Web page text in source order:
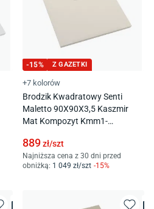
-15% Z GAZETKI
+7 kolorów
Brodzik Kwadratowy Senti
Maletto 90X90X3,5 Kaszmir
Mat Kompozyt Kmm1-
889zł/szt
Najniższa cena z 30 dni przed
obniżką: 1 049 zł/szt -15%